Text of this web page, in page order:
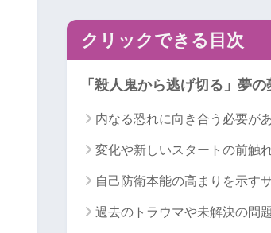
クリックできる目次
「殺人鬼から逃げ切る」夢
内なる恐れに向き合う必要が
変化や新しいスタートの前触
自己防衛本能の高まりを示す
過去のトラウマや未解決の問